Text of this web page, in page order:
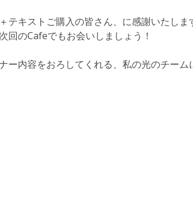
テキストご購入の皆さん、に感謝いたしま
回のCafeでもお会いしましょう！
ー内容をおろしてくれる、私の光のチーム